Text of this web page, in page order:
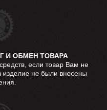
И ОБМЕН ТОВАРА
если товар Вам не
изделие не были внесены